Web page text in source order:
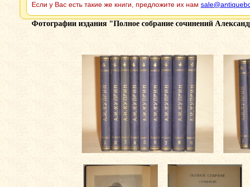
Если у Вас есть такие же книги, предложите их нам
Фотографии издания "Полное собрание сочинений